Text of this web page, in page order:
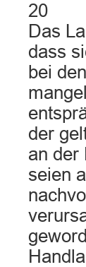
20
Das
dass
bei
der
an der
seien